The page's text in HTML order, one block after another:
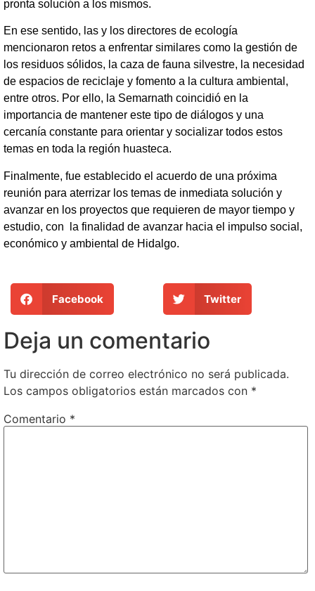
pronta solución a los mismos.
En ese sentido, las y los directores de ecología
mencionaron retos a enfrentar similares como la gestión de
los residuos sólidos, la caza de fauna silvestre, la necesidad
de espacios de reciclaje y fomento a la cultura ambiental,
entre otros. Por ello, la Semarnath coincidió en la
importancia de mantener este tipo de diálogos y una
cercanía constante para orientar y socializar todos estos
temas en toda la región huasteca.
Finalmente, fue establecido el acuerdo de una próxima
reunión para aterrizar los temas de inmediata solución y
avanzar en los proyectos que requieren de mayor tiempo y
estudio, con la finalidad de avanzar hacia el impulso social,
económico y ambiental de Hidalgo.
Facebook Twitter
Deja un comentario
Tu dirección de correo electrónico no será publicada.
Los campos obligatorios están marcados con *
Comentario *